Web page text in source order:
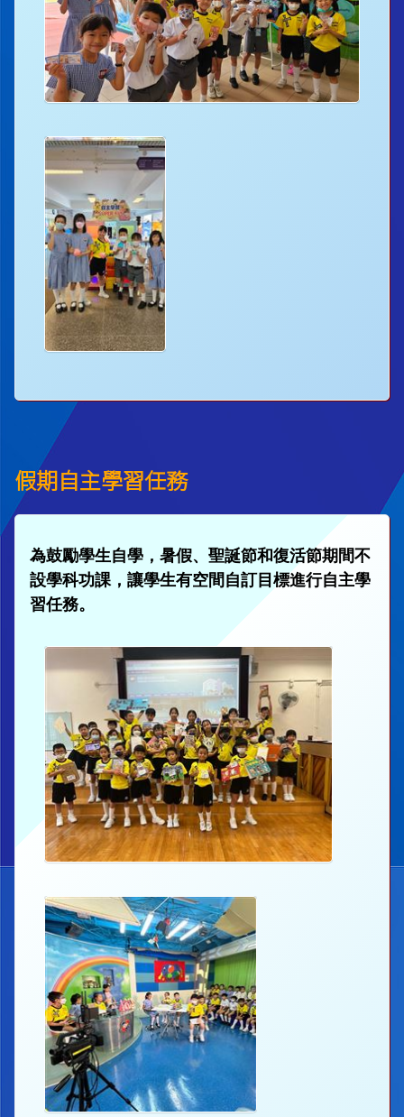
假期自主學習任務
為鼓勵學生自學，暑假、聖誕節和復活節期間不
設學科功課，讓學生有空間自訂目標進行自主學
習任務。